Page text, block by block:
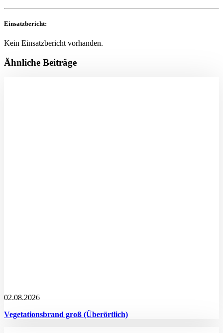
Einsatzbericht:
Kein Einsatzbericht vorhanden.
Ähnliche Beiträge
02.08.2026
Vegetationsbrand groß (Überörtlich)